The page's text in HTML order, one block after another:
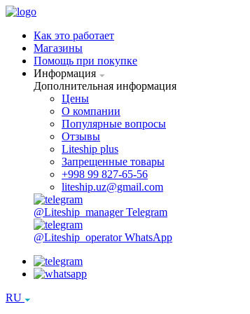
Как это работает
Магазины
Помощь при покупке
Информация
Дополнительная информация
Цены
О компании
Популярные вопросы
Отзывы
Liteship plus
Запрещенные товары
+998 99 827-65-56
liteship.uz@gmail.com
@Liteship_manager Telegram
@Liteship_operator WhatsApp
RU